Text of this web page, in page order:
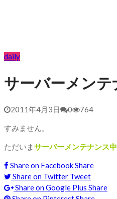
daily
サーバーメンテ
2011年4月3日 0 764
すみません。
ただいまサーバーメンテナンス中
Share on FacebookShare
Share on Twitter Tweet
Share on Google Plus Share